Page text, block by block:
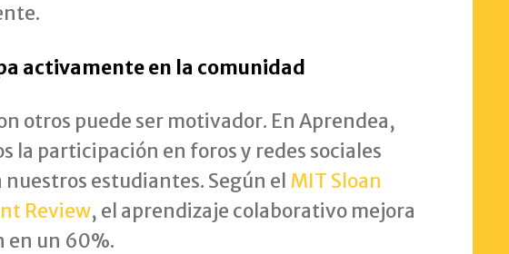
activamente en la comunidad
otros puede ser motivador. En Aprendea,
la participación en foros y redes sociales
nuestros estudiantes. Según el MIT Sloan
Review, el aprendizaje colaborativo mejora
en un 60%.